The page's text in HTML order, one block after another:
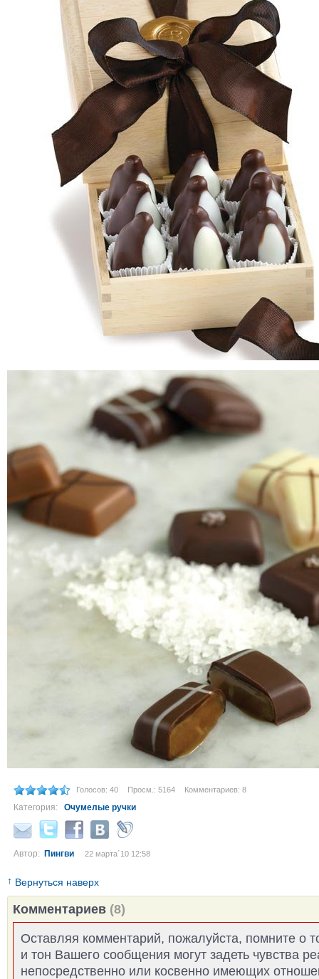
Голосов: 40 Просм.: 5164 Комментариев: 8
Категория: Очумелые ручки
Автор: Пингви 22 марта´10 12:58
↑ Вернуться наверх
Комментариев (8)
Оставляя комментарий, пожалуйста, помните о
и тон Вашего сообщения могут задеть чувства
непосредственно или косвенно имеющих